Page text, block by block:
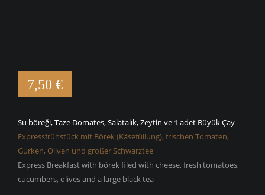
7,50 €
Su böreği, Taze Domates, Salatalık, Zeytin ve 1 adet Büyük Çay
Expressfrühstück mit Börek (Käsefüllung), frischen Tomaten,
Gurken, Oliven und großer Schwarztee
Express Breakfast with börek filed with cheese, fresh tomatoes,
cucumbers, olives and a large black tea